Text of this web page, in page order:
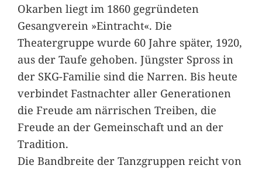
Okarben liegt im 1860 gegründeten
Gesangverein »Eintracht«. Die
Theatergruppe wurde 60 Jahre später, 1920,
aus der Taufe gehoben. Jüngster Spross in
der SKG-Familie sind die Narren. Bis heute
verbindet Fastnachter aller Generationen
die Freude am närrischen Treiben, die
Freude an der Gemeinschaft und an der
Tradition.
Die Bandbreite der Tanzgruppen reicht von